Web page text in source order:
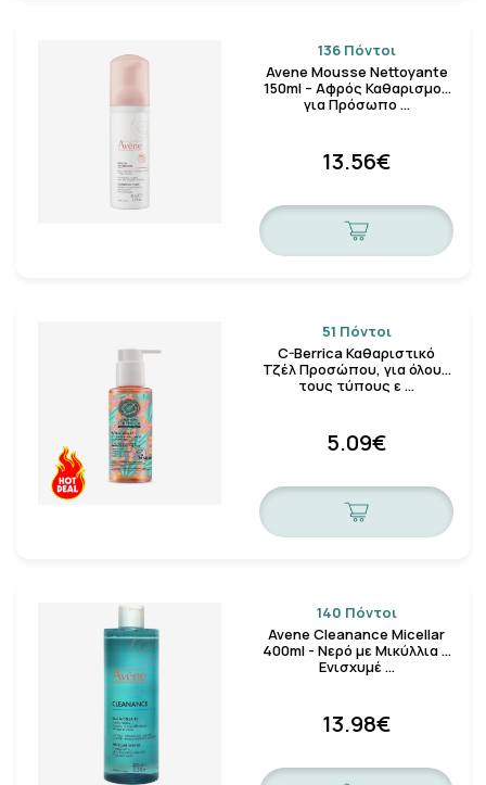
136 Πόντοι
Avene Mousse Nettoyante
150ml – Αφρός Καθαρισμού
για Πρόσωπο …
13.56€
51 Πόντοι
C-Berrica Καθαριστικό
Τζέλ Προσώπου, για όλους
τους τύπους ε …
5.09€
140 Πόντοι
Avene Cleanance Micellar
400ml - Nερό με Mικύλλια &
Eνισχυμέ …
13.98€